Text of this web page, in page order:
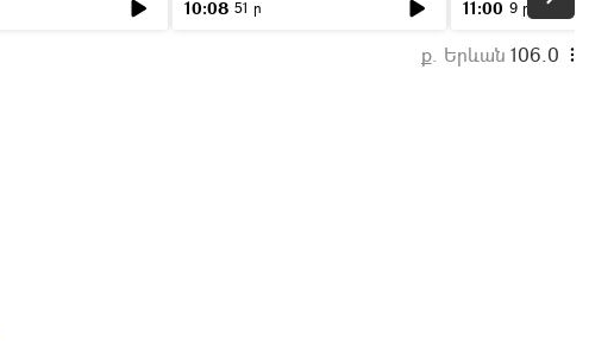
10:08 51 ր 11:00 9 ր
ք. Երևան 106.0